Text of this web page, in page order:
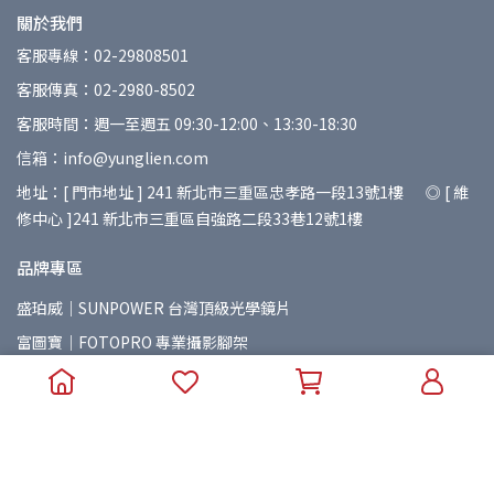
關於我們
客服專線：02-29808501
客服傳真：02-2980-8502
客服時間：週一至週五 09:30-12:00、13:30-18:30
信箱：info@yunglien.com
地址：[ 門市地址 ] 241 新北市三重區忠孝路一段13號1樓 ◎ [ 維
修中心 ]241 新北市三重區自強路二段33巷12號1樓
品牌專區
盛珀威｜SUNPOWER 台灣頂級光學鏡片
富圖寶｜FOTOPRO 專業攝影腳架
印跡｜IFOOTAGE 紅點設計獎專業腳架